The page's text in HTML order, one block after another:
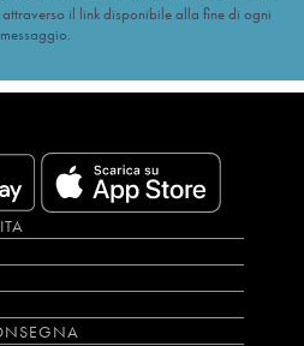
il link disponibile alla fine di ogni
messaggio.